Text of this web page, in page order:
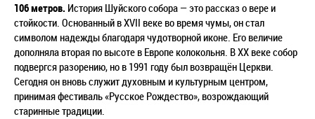
106 метров. История Шуйского собора —это рассказ о вере и
стойкости. Основанный в XVII веке во время чумы, он стал
символом надежды благодаря чудотворной иконе. Его величие
дополняла вторая по высоте в Европе колокольня. В XX веке собор
подвергся разорению, но в 1991 году был возвращён Церкви.
Сегодня он вновь служит духовным и культурным центром,
принимая фестиваль «Русское Рождество», возрождающий
старинные традиции.